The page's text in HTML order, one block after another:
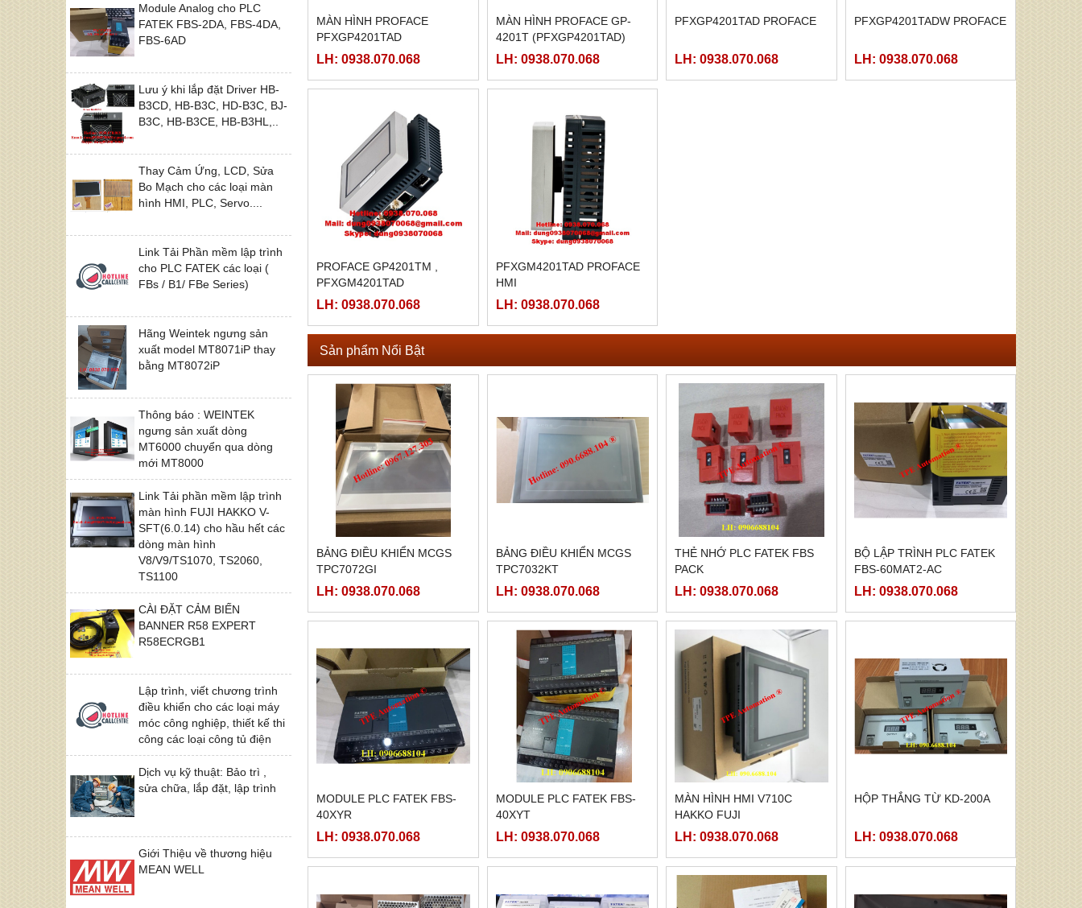
Module Analog cho PLC
FATEK FBS-2DA, FBS-4DA,
FBS-6AD
Lưu ý khi lắp đặt Driver HB-
B3CD, HB-B3C, HD-B3C, BJ-
B3C, HB-B3CE, HB-B3HL,..
Thay Cảm Ứng, LCD, Sửa
Bo Mạch cho các loại màn
hình HMI, PLC, Servo....
Link Tải Phần mềm lập trình
cho PLC FATEK các loại (
FBs / B1/ FBe Series)
Hãng Weintek ngưng sản
xuất model MT8071iP thay
bằng MT8072iP
Thông báo : WEINTEK
ngưng sản xuất dòng
MT6000 chuyển qua dòng
mới MT8000
Link Tải phần mềm lập trình
màn hình FUJI HAKKO V-
SFT(6.0.14) cho hầu hết các
dòng màn hình
V8/V9/TS1070, TS2060,
TS1100
CÀI ĐẶT CẢM BIẾN
BANNER R58 EXPERT
R58ECRGB1
Lập trình, viết chương trình
điều khiển cho các loại máy
móc công nghiệp, thiết kế thi
công các loại công tủ điện
Dịch vụ kỹ thuật: Bảo trì ,
sửa chữa, lắp đặt, lập trình
Giới Thiệu về thương hiệu
MEAN WELL
MÀN HÌNH PROFACE
PFXGP4201TAD
LH: 0938.070.068
MÀN HÌNH PROFACE GP-
4201T (PFXGP4201TAD)
LH: 0938.070.068
PFXGP4201TAD PROFACE
LH: 0938.070.068
PFXGP4201TADW PROFACE
LH: 0938.070.068
PROFACE GP4201TM ,
PFXGM4201TAD
LH: 0938.070.068
PFXGM4201TAD PROFACE
HMI
LH: 0938.070.068
Sản phẩm Nổi Bật
BẢNG ĐIỀU KHIỂN MCGS
TPC7072GI
LH: 0938.070.068
BẢNG ĐIỀU KHIỂN MCGS
TPC7032KT
LH: 0938.070.068
THẺ NHỚ PLC FATEK FBS
PACK
LH: 0938.070.068
BỘ LẬP TRÌNH PLC FATEK
FBS-60MAT2-AC
LH: 0938.070.068
MODULE PLC FATEK FBS-
40XYR
LH: 0938.070.068
MODULE PLC FATEK FBS-
40XYT
LH: 0938.070.068
MÀN HÌNH HMI V710C
HAKKO FUJI
LH: 0938.070.068
HỘP THẮNG TỪ KD-200A
LH: 0938.070.068